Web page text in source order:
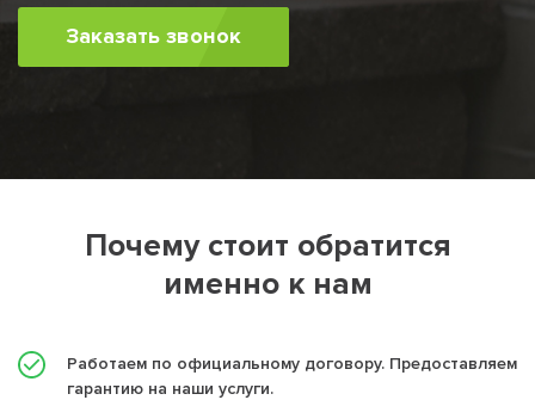
Заказать звонок
Почему стоит обратится
именно к нам
Работаем по официальному договору. Предоставляем
гарантию на наши услуги.